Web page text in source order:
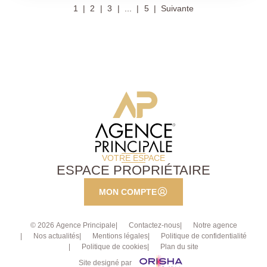
une salle de bains, wc séparés,. A cela s'ajoutent un
1 2 3 5 Suivante
VOTRE ESPACE
ESPACE PROPRIÉTAIRE
MON COMPTE
© 2026 Agence Principale Contactez-nous
Notre agence
Nos actualités
Mentions légales
Politique de confidentialité
Politique de cookies
Plan du site
Site designé par